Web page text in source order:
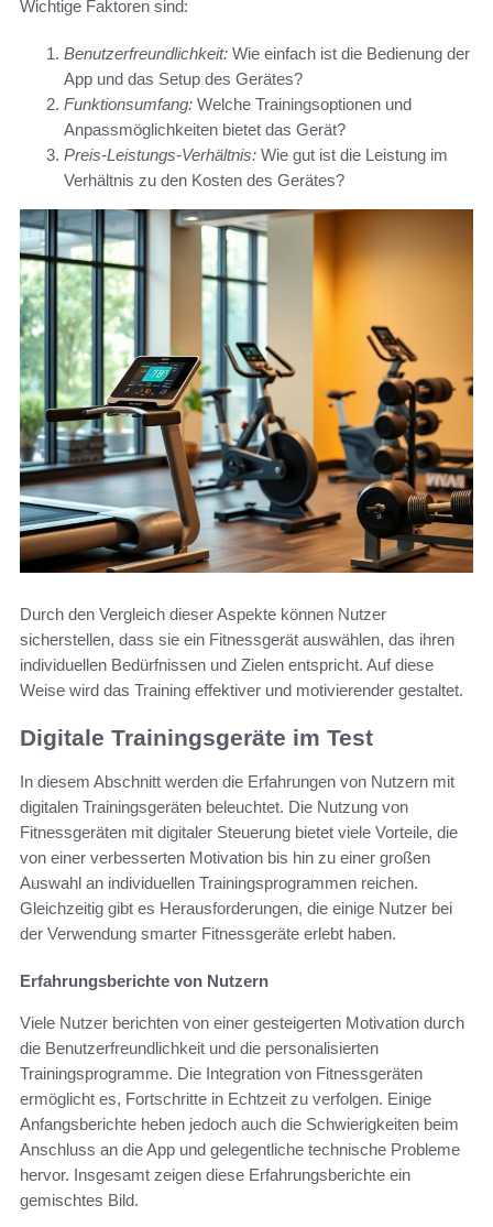
Wichtige Faktoren sind:
Benutzerfreundlichkeit: Wie einfach ist die Bedienung der
App und das Setup des Gerätes?
Funktionsumfang: Welche Trainingsoptionen und
Anpassmöglichkeiten bietet das Gerät?
Preis-Leistungs-Verhältnis: Wie gut ist die Leistung im
Verhältnis zu den Kosten des Gerätes?
Durch den Vergleich dieser Aspekte können Nutzer
sicherstellen, dass sie ein Fitnessgerät auswählen, das ihren
individuellen Bedürfnissen und Zielen entspricht. Auf diese
Weise wird das Training effektiver und motivierender gestaltet.
Digitale Trainingsgeräte im Test
In diesem Abschnitt werden die Erfahrungen von Nutzern mit
digitalen Trainingsgeräten beleuchtet. Die Nutzung von
Fitnessgeräten mit digitaler Steuerung bietet viele Vorteile, die
von einer verbesserten Motivation bis hin zu einer großen
Auswahl an individuellen Trainingsprogrammen reichen.
Gleichzeitig gibt es Herausforderungen, die einige Nutzer bei
der Verwendung smarter Fitnessgeräte erlebt haben.
Erfahrungsberichte von Nutzern
Viele Nutzer berichten von einer gesteigerten Motivation durch
die Benutzerfreundlichkeit und die personalisierten
Trainingsprogramme. Die Integration von Fitnessgeräten
ermöglicht es, Fortschritte in Echtzeit zu verfolgen. Einige
Anfangsberichte heben jedoch auch die Schwierigkeiten beim
Anschluss an die App und gelegentliche technische Probleme
hervor. Insgesamt zeigen diese Erfahrungsberichte ein
gemischtes Bild.